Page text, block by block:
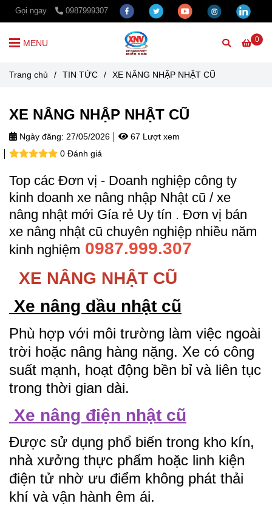
Gọi ngay 0987999307
0
MENU
Trang chủ / TIN TỨC / XE NÂNG NHẬP NHẬT CŨ
XE NÂNG NHẬP NHẬT CŨ
Ngày đăng: 27/05/2026
67 Lượt xem
0 Đánh giá
Top các Đơn vị - Doanh nghiệp công ty
kinh doanh xe nâng nhập Nhật cũ / xe
nâng nhật mới Gía rẻ Uy tín . Đơn vị bán
xe nâng nhật cũ chuyên nghiệp nhiều năm
kinh nghiệm 0987.999.307
XE NÂNG NHẬT CŨ
Xe nâng dầu nhật cũ
Phù hợp với môi trường làm việc ngoài
trời hoặc nâng hàng nặng. Xe có công
suất mạnh, hoạt động bền bỉ và liên tục
trong thời gian dài.
Xe nâng điện nhật cũ
Được sử dụng phổ biến trong kho kín,
nhà xưởng thực phẩm hoặc linh kiện
điện tử nhờ ưu điểm không phát thải
khí và vận hành êm ái.